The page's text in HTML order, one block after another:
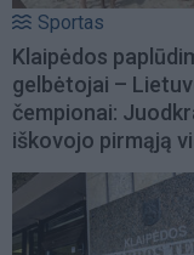
Sportas
Klaipėdos
gelbėtojai –
čempionai:
iškovojo pirmąją